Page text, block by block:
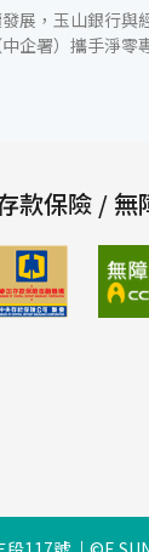
展，玉山銀行與
企署）攜手淨零
謝國倫與玉山銀行
席並與各產業與會
謝戎峰表示，欣然
產業共識，引導企
銀行以實際行動支
續5年蟬聯「中小
款保險 / 無